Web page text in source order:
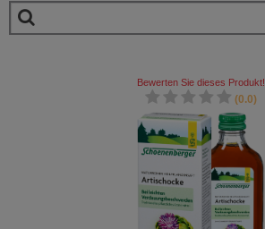
Bewerten Sie dieses Produkt!
(0.0)